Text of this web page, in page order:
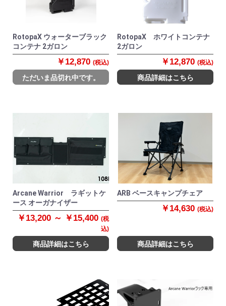
RotopaX ウォーターブラック
コンテナ 2ガロン
￥12,870 (税込)
ただいま品切れ中です。
RotopaX ホワイトコンテナ
2ガロン
￥12,870 (税込)
商品詳細はこちら
Arcane Warrior ラギットケ
ース オーガナイザー
￥13,200 ～ ￥15,400 (税
込)
商品詳細はこちら
ARB ベースキャンプチェア
￥14,630 (税込)
商品詳細はこちら